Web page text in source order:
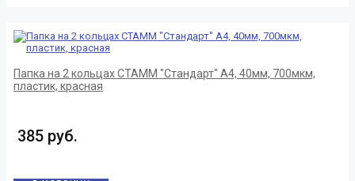
Папка на 2 кольцах СТАММ "Стандарт" А4, 40мм, 700мкм,
пластик, красная
385 руб.